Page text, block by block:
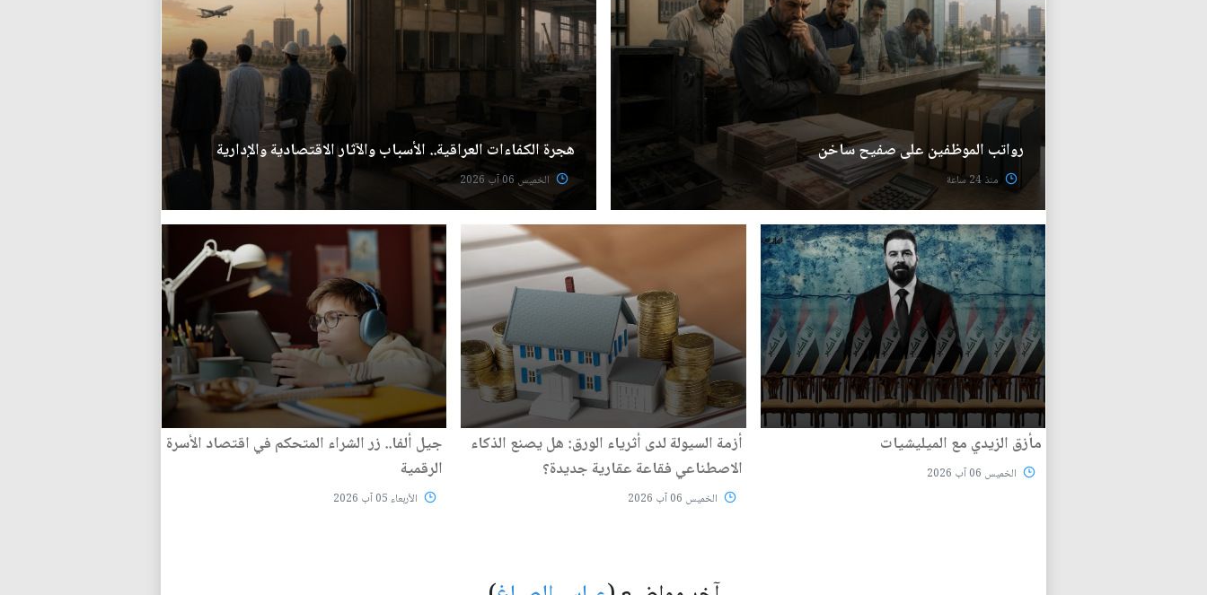
رواتب الموظفين على صفيح ساخن
منذ 24 ساعة
هجرة الكفاءات العراقية.. الأسباب والآثار الاقتصادية والإدارية
الخميس 06 آب 2026
مأزق الزيدي مع الميليشيات
الخميس 06 آب 2026
أزمة السيولة لدى أثرياء الورق: هل يصنع الذكاء
الاصطناعي فقاعة عقارية جديدة؟
الخميس 06 آب 2026
جيل ألفا.. زر الشراء المتحكم في اقتصاد الأسرة
الرقمية
الأربعاء 05 آب 2026